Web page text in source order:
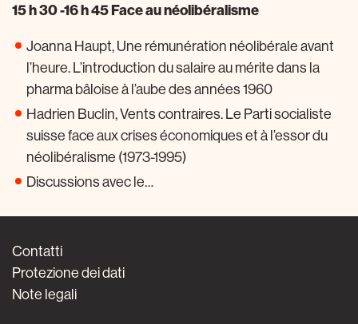
15 h 30 -16 h 45 Face au néolibéralisme
Joanna Haupt, Une rémunération néolibérale avant
l’heure. L’introduction du salaire au mérite dans la
pharma bâloise à l’aube des années 1960
Hadrien Buclin, Vents contraires. Le Parti socialiste
suisse face aux crises économiques et à l’essor du
néolibéralisme (1973-1995)
Discussions avec le…
Contatti
Protezione dei dati
Note legali